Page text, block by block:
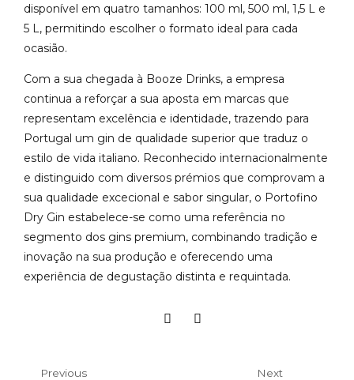
disponível em quatro tamanhos: 100 ml, 500 ml, 1,5 L e
5 L, permitindo escolher o formato ideal para cada
ocasião.
Com a sua chegada à Booze Drinks, a empresa
continua a reforçar a sua aposta em marcas que
representam excelência e identidade, trazendo para
Portugal um gin de qualidade superior que traduz o
estilo de vida italiano. Reconhecido internacionalmente
e distinguido com diversos prémios que comprovam a
sua qualidade excecional e sabor singular, o Portofino
Dry Gin estabelece-se como uma referência no
segmento dos gins premium, combinando tradição e
inovação na sua produção e oferecendo uma
experiência de degustação distinta e requintada.
Previous Next